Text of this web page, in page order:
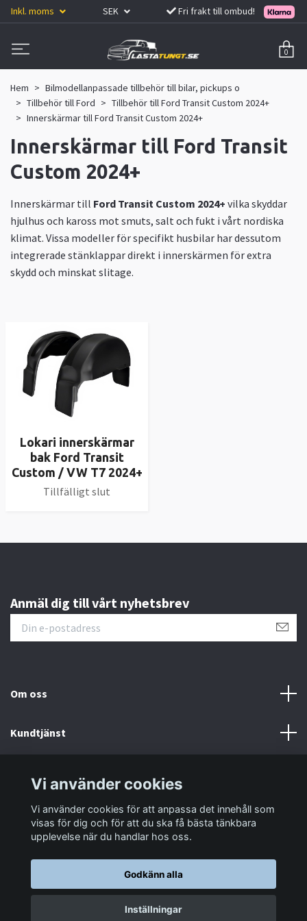
Inkl. moms SEK Fri frakt till ombud!
0
Hem
Bilmodellanpassade tillbehör till bilar, pickups o
Tillbehör till Ford
Tillbehör till Ford Transit Custom 2024+
Innerskärmar till Ford Transit Custom 2024+
Innerskärmar till Ford Transit
Custom 2024+
Innerskärmar till Ford Transit Custom 2024+ vilka skyddar
hjulhus och kaross mot smuts, salt och fukt i vårt nordiska
klimat. Vissa modeller för specifikt husbilar har dessutom
integrerade stänklappar direkt i innerskärmen för extra
skydd och minskat slitage.
Lokari innerskärmar
bak Ford Transit
Custom / VW T7 2024+
Tillfälligt slut
Anmäl dig till vårt nyhetsbrev
Om oss
Kundtjänst
Sociala medier
© 2026 LastaTungt.se
Vi använder cookies
Vi använder cookies för att anpassa det innehåll som
visas för dig och för att du ska få bästa tänkbara
upplevelse när du handlar hos oss.
Godkänn alla
Inställningar